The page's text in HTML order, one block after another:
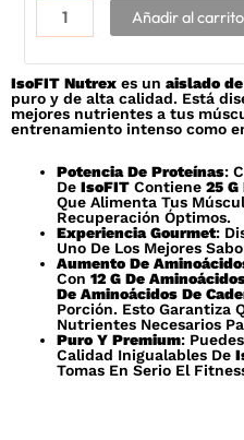
Nutrex
cantidad
Añadir al carrito
IsoFIT Nutrex es un aislado
puro y de alta calidad. Está
mejores nutrientes a tus
entrenamiento intenso como
Potencia De Proteínas:
De IsoFIT Contiene 25
Que Alimenta Tus
Recuperación Óptimos.
Experiencia Gourmet:
Uno De Los Mejores
Aumento De
Con 12 G De
De Aminoácidos De
Porción. Esto Garantiza
Nutrientes Necesarios
Puro Y Premium:
Calidad Inigualables De
Tomas En Serio El